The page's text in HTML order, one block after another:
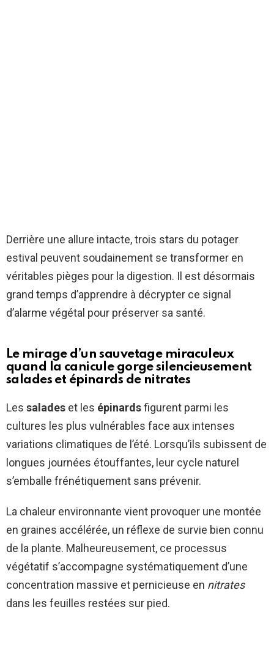
Derrière une allure intacte, trois stars du potager
estival peuvent soudainement se transformer en
véritables pièges pour la digestion. Il est désormais
grand temps d’apprendre à décrypter ce signal
d’alarme végétal pour préserver sa santé.
Le mirage d’un sauvetage miraculeux
quand la canicule gorge silencieusement
salades et épinards de nitrates
Les salades et les épinardsfigurent parmi les
cultures les plus vulnérables face aux intenses
variations climatiques de l’été. Lorsqu’ils subissent de
longues journées étouffantes, leur cycle naturel
s’emballe frénétiquement sans prévenir.
La chaleur environnante vient provoquer une montée
en graines accélérée, un réflexe de survie bien connu
de la plante. Malheureusement, ce processus
végétatif s’accompagne systématiquement d’une
concentration massive et pernicieuse en nitrates
dans les feuilles restées sur pied.